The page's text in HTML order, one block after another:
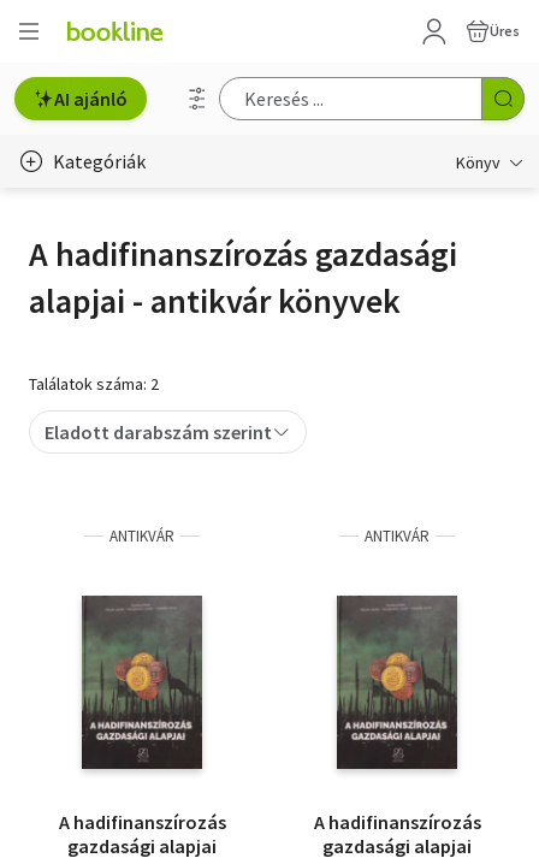
Üres
AI ajánló
Kategóriák Könyv
Erotika
Gyermek- és ifjúsági
Hobbi, szabadidő
Irodalom
Szakkönyv
Tankönyv, segédkönyv
Társadalomtudomány
Természettudomány
Vallás
A hadifinanszírozás gazdasági
alapjai - antikvár könyvek
Találatok száma: 2
Eladott darabszám szerint
ANTIKVÁR
A hadifinanszírozás
gazdasági alapjai
ANTIKVÁR
A hadifinanszírozás
gazdasági alapjai